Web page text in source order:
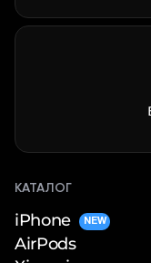
КАТАЛОГ
iPhone NEW
AirPods